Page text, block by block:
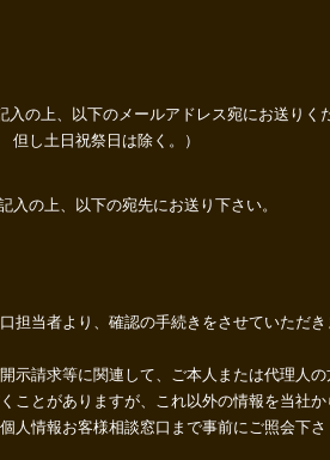
入の上、以下のメールアドレス宛にお送りく
し土日祝祭日は除く。）
入の上、以下の宛先にお送り下さい。
担当者より、確認の手続きをさせていただき
示請求等に関連して、ご本人または代理人の
ことがありますが、これ以外の情報を当社か
人情報お客様相談窓口まで事前にご照会下さ